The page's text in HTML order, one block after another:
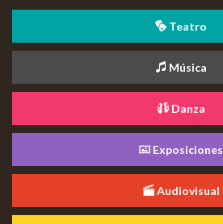
Teatro
Música
Danza
Exposiciones
Audiovisual